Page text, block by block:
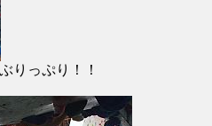
りっぷり！！